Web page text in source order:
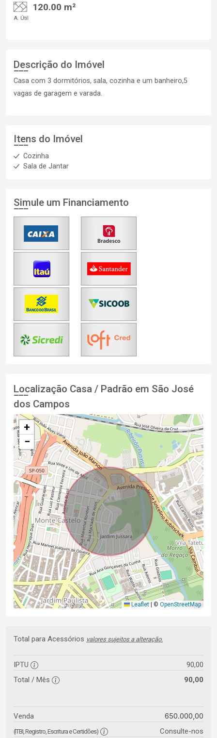
120.00 m²
A. Útil
Descrição do Imóvel
Casa com 3 dormitórios, sala, cozinha e um banheiro,5
vagas de garagem e varada.
Itens do Imóvel
Cozinha
Sala de Jantar
Simule um Financiamento
Localização Casa / Padrão em São José
dos Campos
+
−
Leaflet |© OpenStreetMap
Total para Acessórios valores sujeitos a alteração.
IPTU
90,00
Total / Mês
90,00
Venda 650.000,00
(ITBI, Registro, Escritura e Certidões) Consulte-nos